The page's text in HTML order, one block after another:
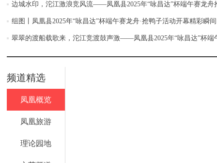
边城水印，沱江激浪竞风流——凤凰县2025年“咏昌达”杯端午赛龙舟
组图丨凤凰县2025年“咏昌达”杯端午赛龙舟·抢鸭子活动开幕精彩瞬间
翠翠的渡船载歌来，沱江竞渡鼓声激——凤凰县2025年“咏昌达”杯端
频道精选
凤凰概览
凤凰旅游
理论园地